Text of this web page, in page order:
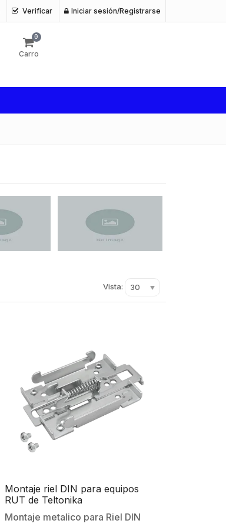
Verificar Iniciar sesión/Registrarse
0
Carro
Vista: 30
Montaje riel DIN para equipos
RUT de Teltonika
Montaje metalico para Riel DIN